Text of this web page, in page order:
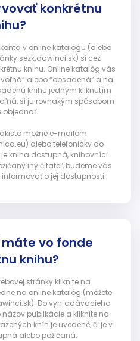
konkrétnu
v online katalógu (alebo
sezk.dawinci.sk) si cez
knihu. Online katalóg vás
alebo “obsadená” a na
knihu jedným kliknutím
si ju rovnakým spôsobom
objednať.
možné e-mailom
alebo telefonicky do
kniha dostupná, knihovníci
iný čitateľ, budeme vás
o jej dostupnosti.
vo fonde
knihu?
stránky kliknite na
na online katalóg (môžete
Do vyhľadávacieho
publikácie a kliknite na
kníh je uvedené, či je v
alebo požičaná.